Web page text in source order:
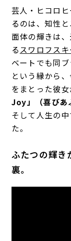
芸人・ヒコロ
るのは、知性
面体の輝きは
るスワロフスキ
ベートでも同
という縁から
をまとった彼
Joy」（喜びあ
そして人生の
た。
ふたつの輝き
裏。